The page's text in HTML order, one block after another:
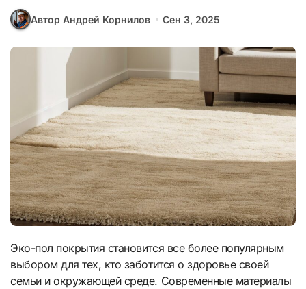
Автор Андрей Корнилов Сен 3, 2025
Эко-пол покрытия становится все более популярным
выбором для тех, кто заботится о здоровье своей
семьи и окружающей среде. Современные материалы